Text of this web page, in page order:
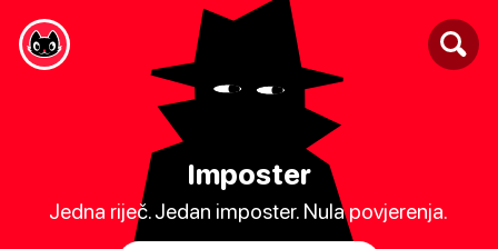
Imposter
Jedna riječ. Jedan imposter. Nula povjerenja.